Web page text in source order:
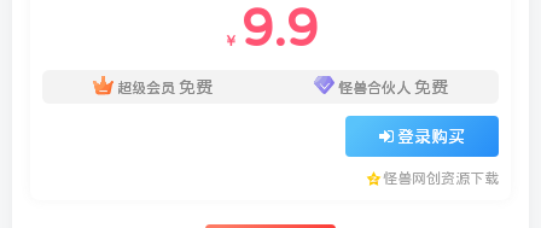
￥ 9.9
超级会员 免费 怪兽合伙人 免费
登录购买
怪兽网创资源下载